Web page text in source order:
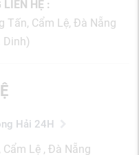
HỆ :
Tấn, Cẩm Lệ, Đà Nẵng
Dinh)
Hải 24H
Lệ , Đà Nẵng